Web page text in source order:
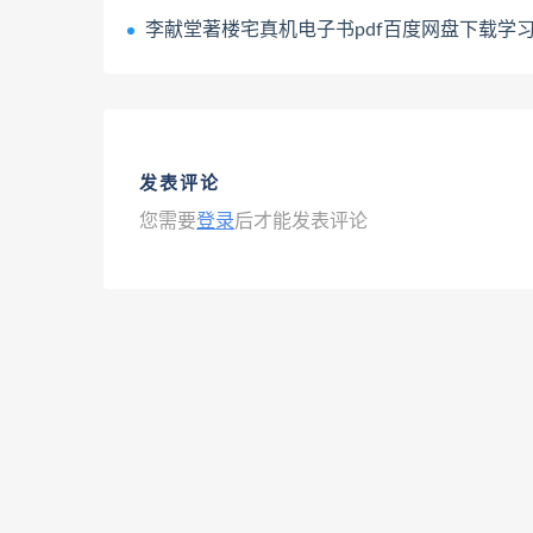
李献堂著楼宅真机电子书pdf百度网盘下载学
发表评论
您需要登录后才能发表评论